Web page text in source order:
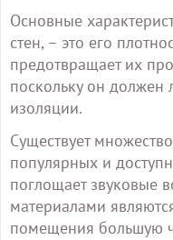
Основные
стен, – это его
предотвращает их
поскольку он должен
изоляции.
Существует
популярных и
поглощает звуковые
материалами
помещения большую